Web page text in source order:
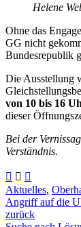
Helene
Ohne das
GG nicht
Bundesrepublik
Die Ausstellung
von 10 bis 16
dieser
Bei der
Verständnis.
Aktuelles,
Angriff auf die
zurück